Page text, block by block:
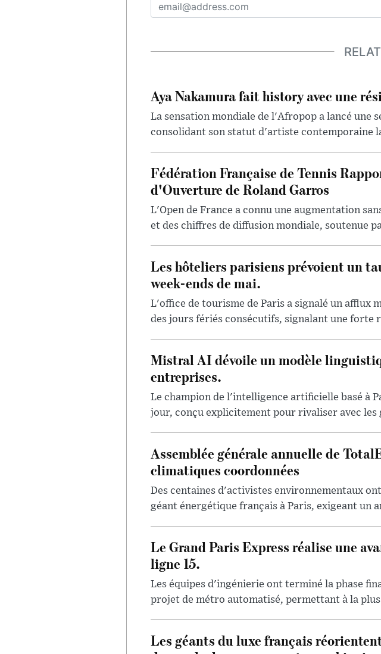
Aya Nakamura fait history avec une
La sensation mondiale de l'Afropop a lancé une
consolidant son statut d'artiste contemporaine
Fédération Française de Tennis
d'Ouverture de Roland Garros
L'Open de France a connu une augmentation
et des chiffres de diffusion mondiale, soutenue
Les hôteliers parisiens prévoient un
week-ends de mai.
L'office de tourisme de Paris a signalé un
des jours fériés consécutifs, signalant une forte
Mistral AI dévoile un modèle
entreprises.
Le champion de l'intelligence artificielle basé à
jour, conçu explicitement pour rivaliser avec les
Assemblée générale annuelle de
climatiques coordonnées
Des centaines d'activistes environnementaux
géant énergétique français à Paris, exigeant un
Le Grand Paris Express réalise une
ligne 15.
Les équipes d'ingénierie ont terminé la phase
projet de métro automatisé, permettant à la
Les géants du luxe français